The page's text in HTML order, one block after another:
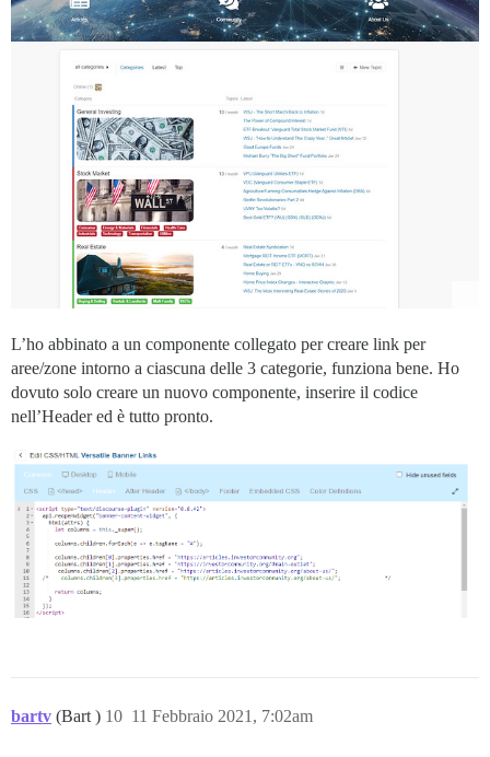
L’ho abbinato a un componente collegato per creare link per
aree/zone intorno a ciascuna delle 3 categorie, funziona bene. Ho
dovuto solo creare un nuovo componente, inserire il codice
nell’Header ed è tutto pronto.
bartv (Bart ) 11 Febbraio 2021, 7:02am
10